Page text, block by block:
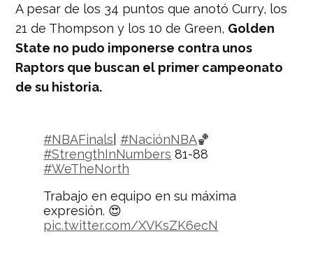
A pesar de los 34 puntos que anotó Curry, los
21 de Thompson y los 10 de Green, Golden
State no pudo imponerse contra unos
Raptors que buscan el primer campeonato
de su historia.
#NBAFinals #NaciónNBA🏀
#StrengthInNumbers 81-88
#WeTheNorth
Trabajo en equipo en su máxima
expresión. 😍
pic.twitter.com/XVKsZK6ecN